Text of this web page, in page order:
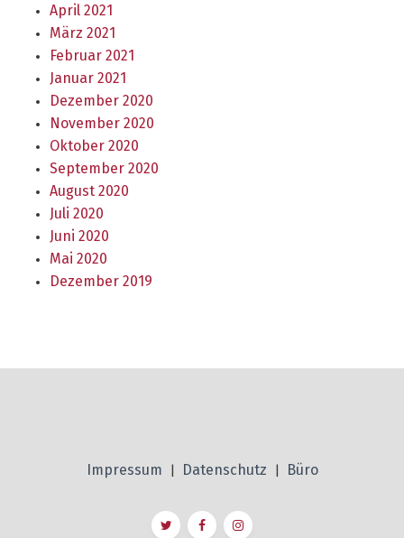
April 2021
März 2021
Februar 2021
Januar 2021
Dezember 2020
November 2020
Oktober 2020
September 2020
August 2020
Juli 2020
Juni 2020
Mai 2020
Dezember 2019
Impressum Datenschutz Büro